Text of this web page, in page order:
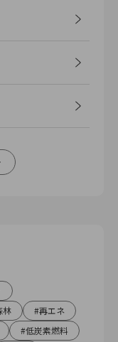
林
再エネ
低炭素燃料